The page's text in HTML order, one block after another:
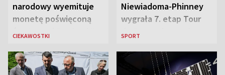
narodowy wyemituje
monetę poświęconą
św. Janowi Pawłowi II
CIEKAWOSTKI
Niewiadoma-Phinney
wygrała 7. etap Tour
de France i została
SPORT